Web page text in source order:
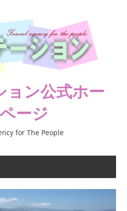
ョン公式ホー
ージ
for The People